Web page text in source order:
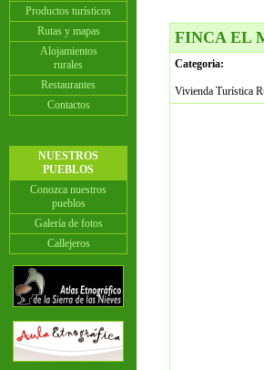
Productos turísticos
Rutas y mapas
Alojamientos
rurales
Restaurantes
Contactos
NUESTROS
PUEBLOS
Conozca nuestros
pueblos
Galería de fotos
Callejeros
FINCA EL
Categoria:
Vivienda Turística